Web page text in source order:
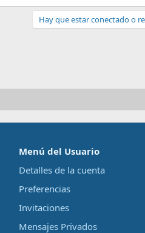
Hay que estar conectado o
Menú del Usuario
Detalles de la cuenta
Preferencias
Invitaciones
Mensajes Privados